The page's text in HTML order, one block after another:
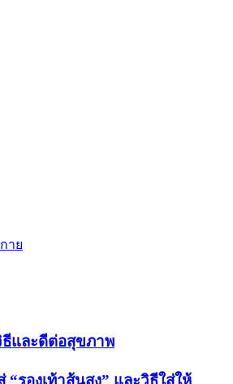
าย
ธีและดีต่อสุขภาพ
“รองเท้าส้นสูง” และวิธีใส่ให้